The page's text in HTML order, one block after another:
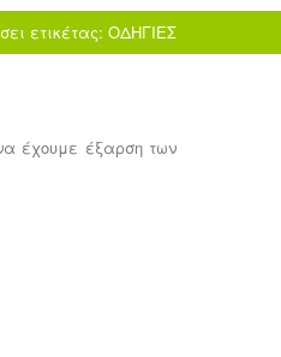
ετικέτας: ΟΔΗΓΙΕΣ
έχουμε έξαρση των